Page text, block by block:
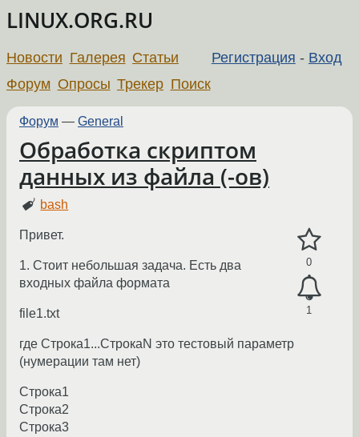
LINUX.ORG.RU
Регистрация - Вход
Новости Галерея Статьи
Форум Опросы Трекер Поиск
Форум — General
Обработка скриптом
данных из файла (-ов)
bash
0
1
Привет.
1. Стоит небольшая задача. Есть два
входных файла формата
file1.txt
где Строка1...СтрокаN это тестовый параметр
(нумерации там нет)
Строка1
Строка2
Строка3